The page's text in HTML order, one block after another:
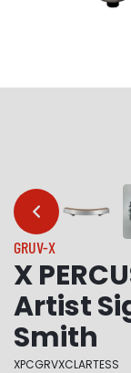
…
GRUV-X
X
Artist
Smith
XPCGRVXCLARTESS